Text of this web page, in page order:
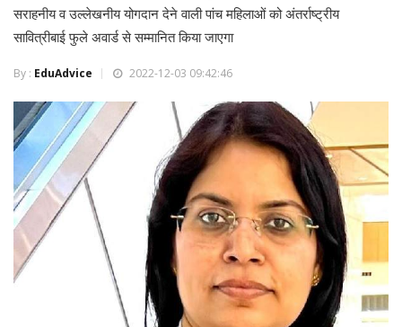
सराहनीय व उल्लेखनीय योगदान देने वाली पांच महिलाओं को अंतर्राष्ट्रीय
सावित्रीबाई फुले अवार्ड से सम्मानित किया जाएगा
By : EduAdvice 2022-12-03 09:42:46